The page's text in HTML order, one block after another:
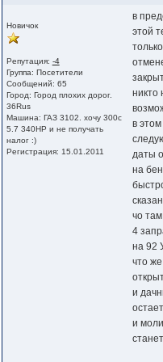
Новичок
Репутация: -4
Группа: Посетители
Сообщений: 65
Город: Город плохих дорог.
36Rus
Машина: ГАЗ 3102. хочу 300с
5.7 340HP и не получать
налог :)
Регистрация: 15.01.2011
в
этой
никто
в
даты
на
чо
4
на 92
что
и
и